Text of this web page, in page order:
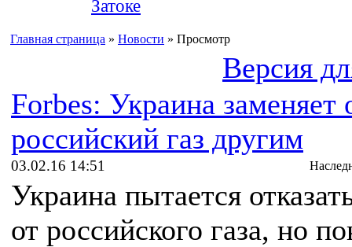
Затоке
Главная страница » Новости » Просмотр
Версия
Forbes: Украина заменяет
российский газ другим
03.02.16 14:51
Украина пытается
от российского газа, но